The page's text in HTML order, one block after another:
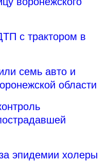
с трактором в
семь авто и
области
эпидемии холеры